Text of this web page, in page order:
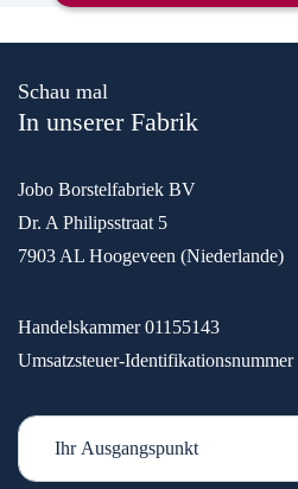
Schau mal
In unserer Fabrik
Jobo Borstelfabriek BV
Dr. A Philipsstraat 5
7903 AL Hoogeveen (Niederlande)
Handelskammer 01155143
Umsatzsteuer-